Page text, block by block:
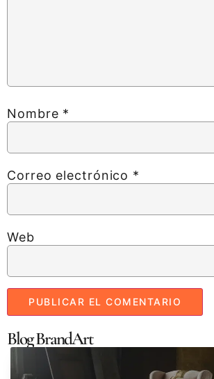
Nombre *
Correo electrónico *
Web
Blog BrandArt